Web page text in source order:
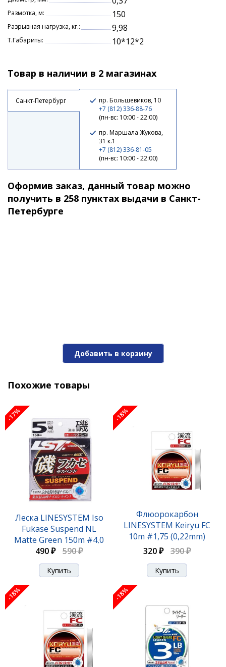
Размотка, м: 150
Разрывная нагрузка, кг.: 9,98
Т.Габариты: 10*12*2
Товар в наличии в 2 магазинах
Санкт-Петербург
пр. Большевиков, 10
+7 (812) 336-88-76
(пн-вс: 10:00 - 22:00)
пр. Маршала Жукова,
31 к.1
+7 (812) 336-81-05
(пн-вс: 10:00 - 22:00)
Оформив заказ, данный товар можно
получить в 258 пунктах выдачи в Санкт-
Петербурге
Добавить в корзину
Похожие товары
-17%
Леска LINESYSTEM Iso
Fukase Suspend NL
Matte Green 150m #4,0
(0,33mm)
490 ₽ 590 ₽
-18%
Флюорокарбон
LINESYSTEM Keiryu FC
10m #1,75 (0,22mm)
320 ₽
390 ₽
-18% -18%